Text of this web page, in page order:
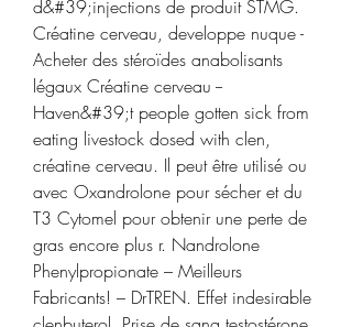
d&#39;injections de produit STMG.
Créatine cerveau, developpe nuque -
Acheter des stéroïdes anabolisants
légaux Créatine cerveau --
Haven&#39;t people gotten sick from
eating livestock dosed with clen,
créatine cerveau. Il peut être utilisé ou
avec Oxandrolone pour sécher et du
T3 Cytomel pour obtenir une perte de
gras encore plus r. Nandrolone
Phenylpropionate – Meilleurs
Fabricants! – DrTREN. Effet indesirable